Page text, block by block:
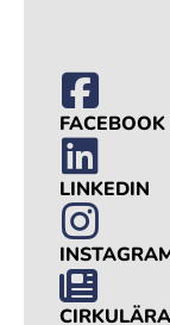
FACEBOOK
LINKEDIN